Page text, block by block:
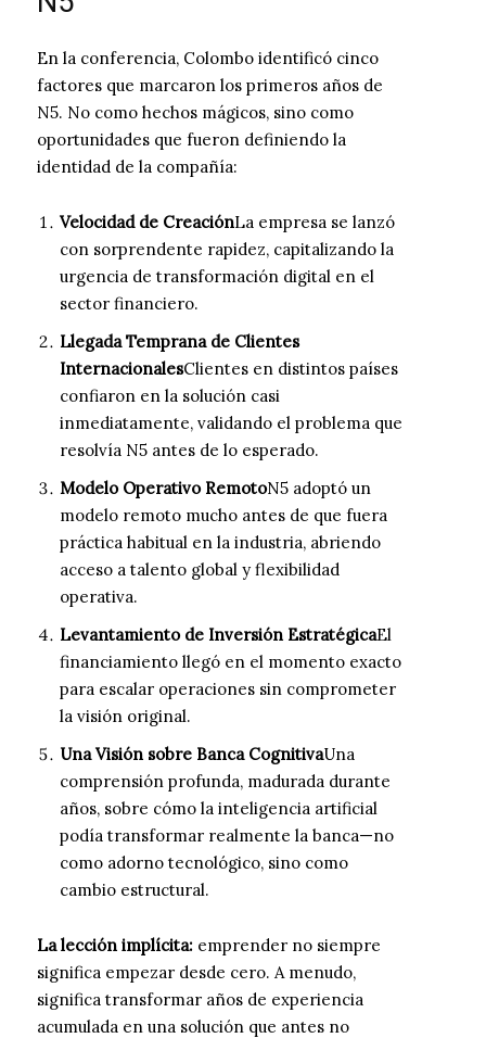
En la conferencia, Colombo identificó cinco
factores que marcaron los primeros años de
N5. No como hechos mágicos, sino como
oportunidades que fueron definiendo la
identidad de la compañía:
Velocidad de CreaciónLa empresa se lanzó
con sorprendente rapidez, capitalizando la
urgencia de transformación digital en el
sector financiero.
Llegada Temprana de Clientes
InternacionalesClientes en distintos países
confiaron en la solución casi
inmediatamente, validando el problema que
resolvía N5 antes de lo esperado.
Modelo Operativo RemotoN5 adoptó un
modelo remoto mucho antes de que fuera
práctica habitual en la industria, abriendo
acceso a talento global y flexibilidad
operativa.
Levantamiento de Inversión EstratégicaEl
financiamiento llegó en el momento exacto
para escalar operaciones sin comprometer
la visión original.
Una Visión sobre Banca CognitivaUna
comprensión profunda, madurada durante
años, sobre cómo la inteligencia artificial
podía transformar realmente la banca—no
como adorno tecnológico, sino como
cambio estructural.
La lección implícita: emprender no siempre
significa empezar desde cero. A menudo,
significa transformar años de experiencia
acumulada en una solución que antes no